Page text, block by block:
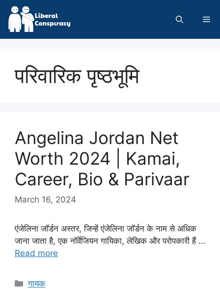
Skip
content
परिवारिक पृष्ठभूमि
Angelina Jordan Net
Worth 2024 | Kamai,
Career, Bio & Parivaar
March 16, 2024
एंजेलिना जॉर्डन अस्तर, जिन्हें एंजेलिना जॉर्डन के नाम से अधिक
जाना जाता है, एक नॉर्वेजियन गायिका, लेखिक और परोपकारी हैं …
Read more
Categories
गायक